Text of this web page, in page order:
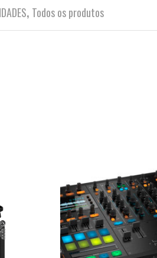
, Todos os produtos